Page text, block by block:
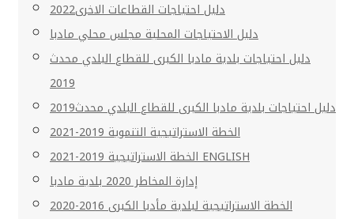
دليل احتياجات القطاعات الاخرى2022
دليل الاحتياجات المحلية مجلس محلي مادبا
دليل احتياجات بلدية مادبا الكبرى للقطاع البلدي محدث
2019
دليل احتياجات بلدية مادبا الكبرى للقطاع البلدي محدث2019
الخطة الاستراتيجية التنموية 2019-2021
الخطة الاستراتيجية 2019-2021 ENGLISH
إدارة المخاطر 2020 بلدية مادبا
الخطة الاستراتيجية لبلدية مأدبا الكبرى 2016-2020